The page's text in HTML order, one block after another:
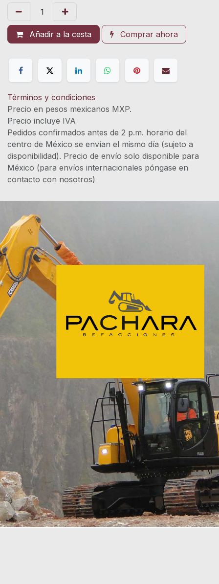
Añadir a la cesta Comprar ahora
Términos y condiciones
Precio en pesos mexicanos MXP.
Precio incluye IVA
Pedidos confirmados antes de 2 p.m. horario del
centro de México se envían el mismo día (sujeto a
disponibilidad). Precio de envío solo disponible para
México (para envíos internacionales póngase en
contacto con nosotros)